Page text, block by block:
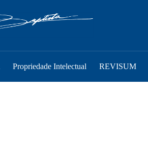
Propriedade Intelectual REVISUM